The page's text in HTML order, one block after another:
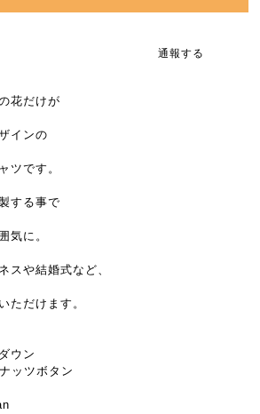
通報する
花だけが
インの
ツです。
する事で
気に。
スや結婚式など、
ただけます。
ウン
ッツボタン